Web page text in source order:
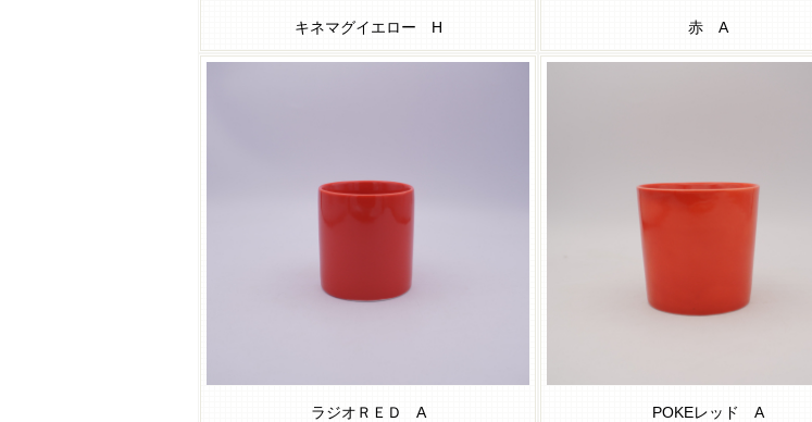
キネマグイエロー H 赤 A
ラジオＲＥＤ A POKEレッド A